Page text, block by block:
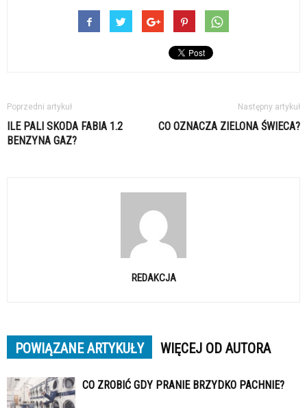
Poprzedni artykuł
ILE PALI SKODA FABIA 1.2
BENZYNA GAZ?
Następny artykuł
CO OZNACZA ZIELONA ŚWIECA?
REDAKCJA
POWIĄZANE ARTYKUŁY WIĘCEJ OD AUTORA
CO ZROBIĆ GDY PRANIE BRZYDKO PACHNIE?